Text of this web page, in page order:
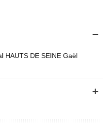
HAUTS DE SEINE Gaël